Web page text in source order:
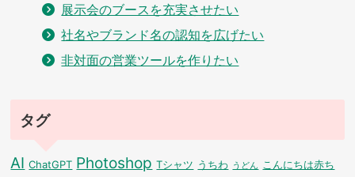
展示会のブースを充実させたい
社名やブランド名の認知を広げたい
非対面の営業ツールを作りたい
タグ
AI ChatGPT Photoshop Tシャツ うちわ うどん こんにちは赤ち